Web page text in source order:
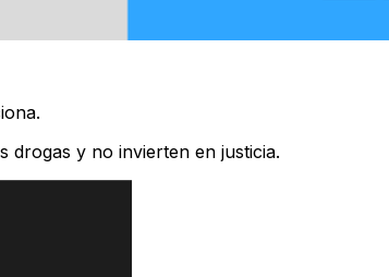
drogas y no invierten en justicia.